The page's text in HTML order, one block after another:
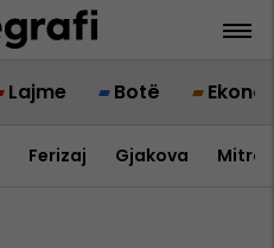
Lajme Botë
Ferizaj Gjakova